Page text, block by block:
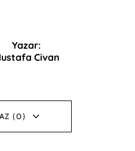
Yazar:
Civan
(0)